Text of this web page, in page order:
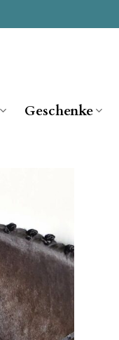
Geschenke